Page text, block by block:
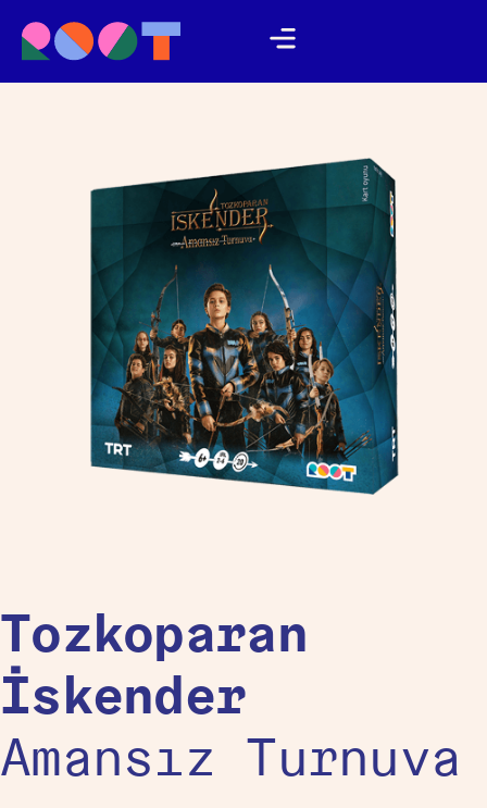
Tozkoparan
İskender
Amansız Turnuva